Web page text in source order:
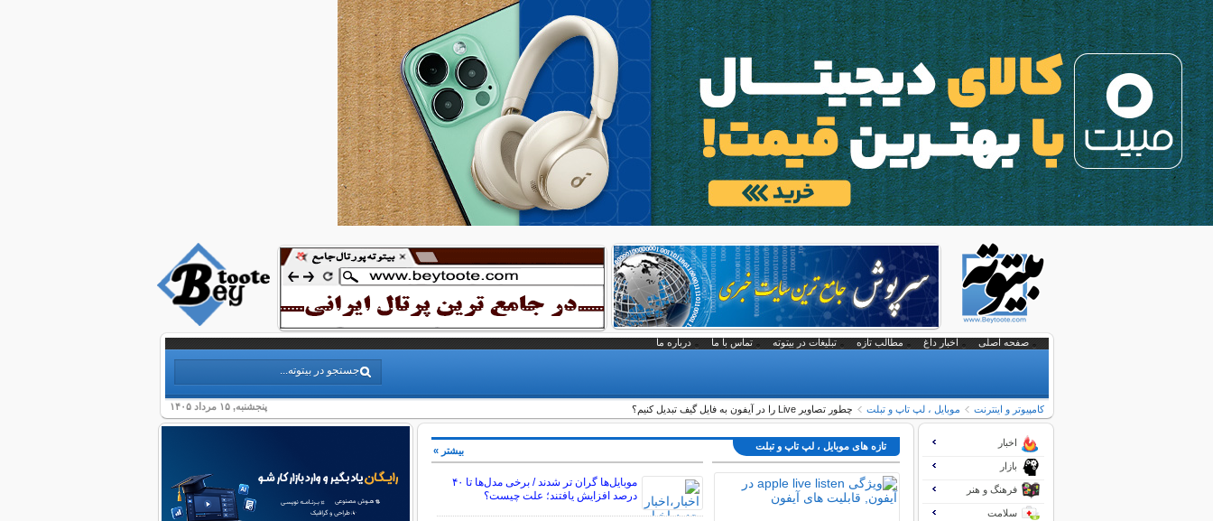
صفحه اصلی اخبار داغ مطالب تازه تبلیغات در بیتوته تماس با ما درباره ما
پنجشنبه, ۱۵ مرداد ۱۴۰۵ کامپیوتر و اینترنت موبایل ، لپ تاپ و تبلت چطور تصاویر Live را در آیفون به فایل گیف تبدیل کنیم؟
تازه های موبایل ، لپ تاپ و تبلت
موبایل‌ها گران تر شدند / برخی مدل‌ها تا ۴۰
درصد افزایش یافتند؛ علت چیست؟
بیشتر »
اخبار
بازار
فرهنگ و هنر
سلامت